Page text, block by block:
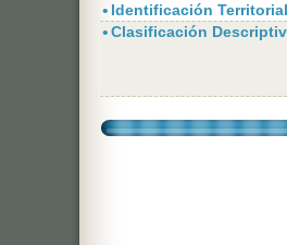
• Identificación
•Clasificación